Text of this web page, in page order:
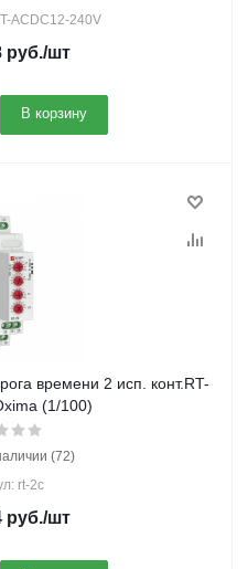
ACDC12-240V
руб./шт
В корзину
времени 2 исп. конт.RT-
(1/100)
(72)
rt-2c
руб./шт